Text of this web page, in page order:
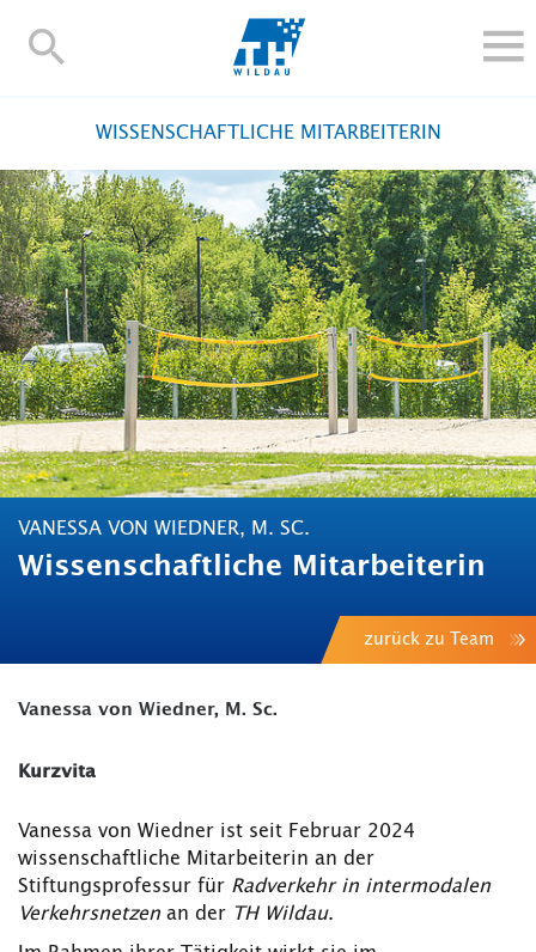
TH-
FORSCHUNG UND TRANSFER
ALUMNI
HOCHSCHULE
INTERNATIONAL
BESCHÄFTIGTE
Blogs Kontakt und Anfahrt Webmail Moodle
TH Online-Portal Personensuche English
WISSENSCHAFTLICHE MITARBEITERIN
VANESSA VON WIEDNER, M. SC.
Wissenschaftliche Mitarbeiterin
zurück zu Team
Vanessa von Wiedner, M. Sc.
Kurzvita
Vanessa von Wiedner ist seit Februar 2024
wissenschaftliche Mitarbeiterin an der
Stiftungsprofessur für Radverkehr in intermodalen
Verkehrsnetzen an der TH Wildau.